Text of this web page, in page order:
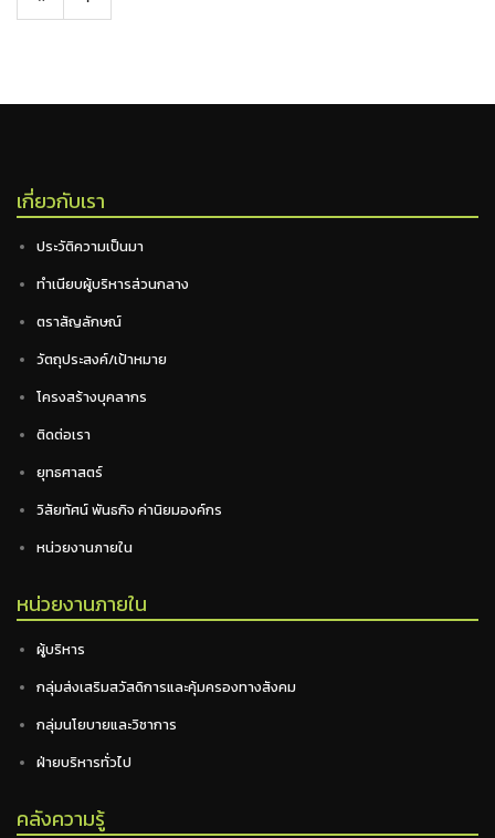
เกี่ยวกับเรา
ประวัติความเป็นมา
ทำเนียบผู้บริหารส่วนกลาง
ตราสัญลักษณ์
วัตถุประสงค์/เป้าหมาย
โครงสร้างบุคลากร
ติดต่อเรา
ยุทธศาสตร์
วิสัยทัศน์ พันธกิจ ค่านิยมองค์กร
หน่วยงานภายใน
หน่วยงานภายใน
ผู้บริหาร
กลุ่มส่งเสริมสวัสดิการและคุ้มครองทางสังคม
กลุ่มนโยบายและวิชาการ
ฝ่ายบริหารทั่วไป
คลังความรู้